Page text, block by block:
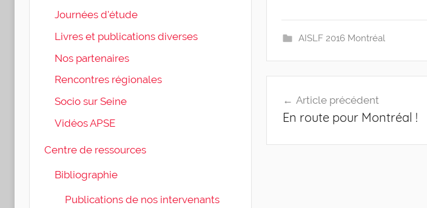
AISLF 2016 Montréal
de
Article précédent
En route pour Montréal !
Journées d'étude
Livres et publications diverses
Nos partenaires
Rencontres régionales
Socio sur Seine
Vidéos APSE
Centre de ressources
Bibliographie
Publications de nos intervenants